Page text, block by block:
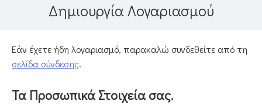
Δημιουργία Λογαριασμού
Εάν έχετε ήδη λογαριασμό, παρακαλώ συνδεθείτε από τη
σελίδα σύνδεσης.
Τα Προσωπικά Στοιχεία σας.